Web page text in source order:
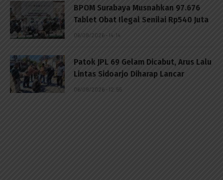
BPOM Surabaya Musnahkan 97.676
Tablet Obat Ilegal Senilai Rp540 Juta
06/08/2026 - 14:14
Patok JPL 69 Gelam Dicabut, Arus Lalu
Lintas Sidoarjo Diharap Lancar
06/08/2026 - 12:55